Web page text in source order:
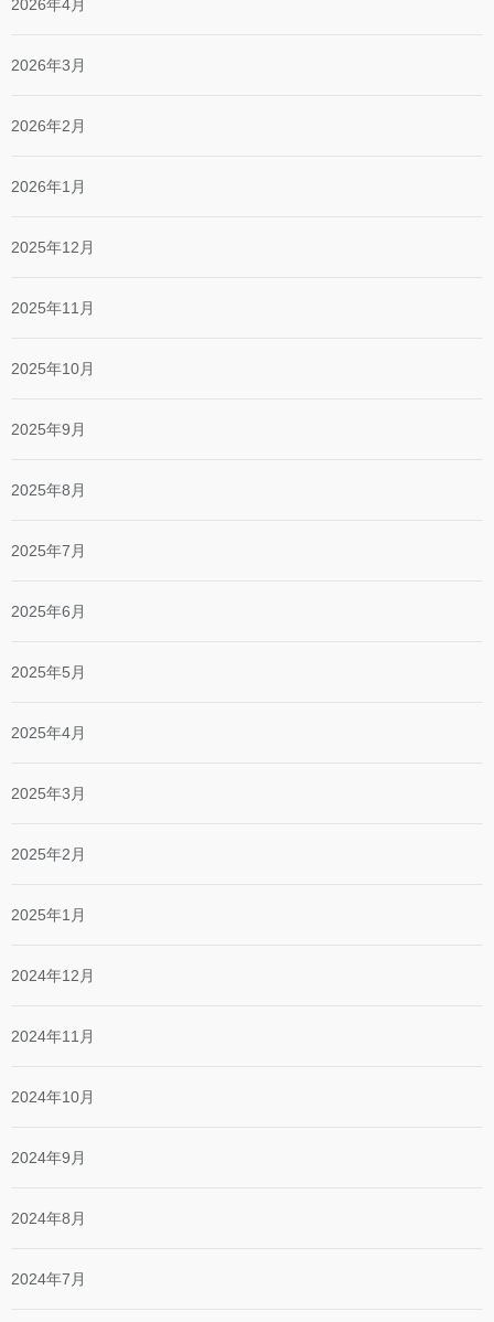
2026年4月
2026年3月
2026年2月
2026年1月
2025年12月
2025年11月
2025年10月
2025年9月
2025年8月
2025年7月
2025年6月
2025年5月
2025年4月
2025年3月
2025年2月
2025年1月
2024年12月
2024年11月
2024年10月
2024年9月
2024年8月
2024年7月